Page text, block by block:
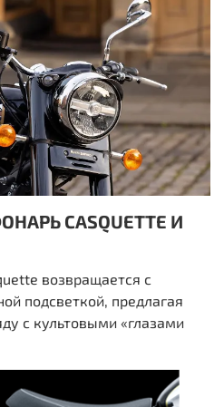
CASQUETTE И
возвращается с
подсветкой, предлагая
с культовыми «глазами